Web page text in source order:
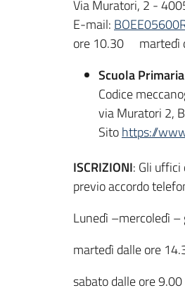
Via Muratori, 2 -
E-mail:
ore 10.30
martedì
Scuola
Codice
via Muratori 2,
Sitohttps://
ISCRIZIONI: Gli
previo accordo
Lunedì –mercoledì
martedì dalle ore
sabato dalle ore